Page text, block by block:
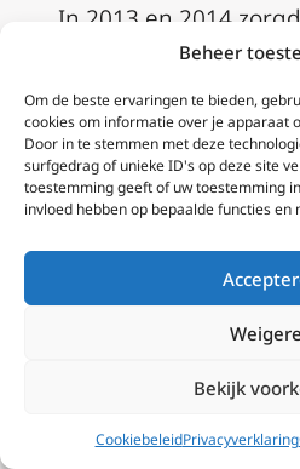
Beheer
Om de beste ervaringen te bieden,
cookies om informatie over je apparaat
Door in te stemmen met deze
surfgedrag of unieke ID's op deze site
toestemming geeft of uw toestemming
invloed hebben op bepaalde functies en
Bekijk
CookiebeleidPrivacyverklaring
In 2013 en 2014
effectieve
grote internationale
Rome. Hij is nu
correspondent voor
Catholic Registeren
bijdragen aan
Edward heeft een BA
betrekkingen en een
toegepaste theologie.
professionele
het schrijven van